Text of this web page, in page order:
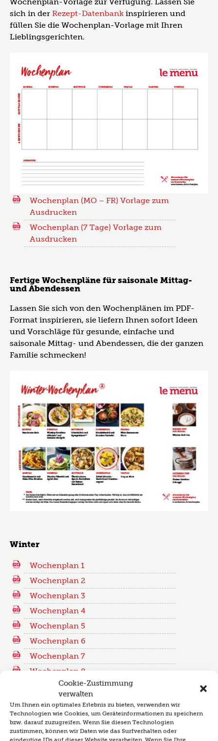
Cookie-Zustimmung
verwalten
Um Ihnen ein optimales Erlebnis zu bieten, verwenden wir
Technologien wie Cookies, um Geräteinformationen zu speichern
bzw. darauf zuzugreifen. Wenn Sie diesen Technologien
zustimmen, können wir Daten wie das Surfverhalten oder
sich in der Rezept-Datenbank inspirieren und
füllen Sie die Wochenplan-Vorlage mit Ihren
Lieblingsgerichten.
Wochenplan (MO – FR) Vorlage zum
Ausdrucken
Wochenplan (7 Tage) Vorlage zum
Ausdrucken
Fertige Wochenpläne für saisonale Mittag-
und Abendessen
Lassen Sie sich von den Wochenplänen im PDF-
Format inspirieren, sie liefern Ihnen sofort Ideen
und Vorschläge für gesunde, einfache und
saisonale Mittag- und Abendessen, die der ganzen
Familie schmecken!
Winter
Wochenplan 1
Wochenplan 2
Wochenplan 3
Wochenplan 4
Wochenplan 5
Wochenplan 6
Wochenplan 7
Wochenplan 8
Wochenplan 9